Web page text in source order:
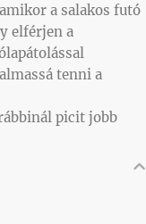
a salakos futó
elférjen a
tenni a
picit jobb